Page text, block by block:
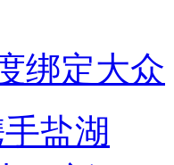
绑定大众